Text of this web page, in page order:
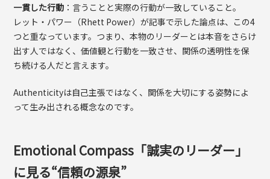
一貫した行動 ：言うことと実際の行動が一致していること。
レット・パワー（Rhett Power）が記事で示した論点は、この4
つと重なっています。つまり、本物のリーダーとは本音をさらけ
出す人ではなく、価値観と行動を一致させ、関係の透明性を保
ち続ける人だと言えます。
Authenticityは自己主張ではなく、関係を大切にする姿勢によ
って生み出される概念なのです。
Emotional Compass「誠実のリーダー」
に見る“信頼の源泉”